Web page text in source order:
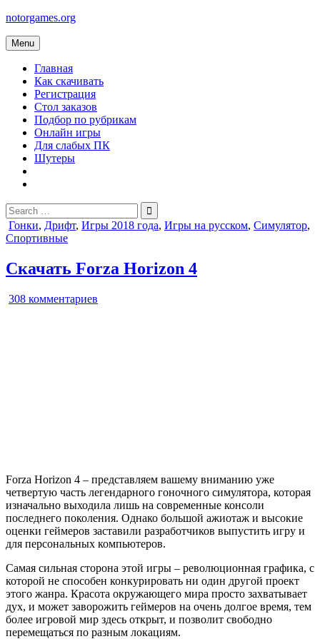
Skip
content
notorgames.org
Menu
Главная
Как скачивать
Регистрация
Стол заказов
Подбор по рубрикам
Онлайн игры
Для слабых ПК
Шутеры
Search
for:
Posted
in
Гонки, Дрифт, Игры 2018 года, Игры на русском, Симулятор,
Спортивные
Скачать Forza Horizon 4
308 комментариев
Forza Horizon 4 – представляем вашему вниманию уже
четвертую часть легендарного гоночного симулятора, которая
изначально выходила лишь на современные консоли
последнего поколения. Однако большой ажиотаж и высокие
оценки геймеров заставили разработчиков выпустить игру и
для персональных компьютеров.
Самая сильная сторона этой игры – революционная графика, с
которой не способен конкурировать ни один другой проект
этого жанра. Красота окружающего мира просто захватывает
дух, и может заворожить геймеров на очень долгое время, тем
более игровой мир здесь открыт, и позволит свободно
перемещаться по разным локациям.